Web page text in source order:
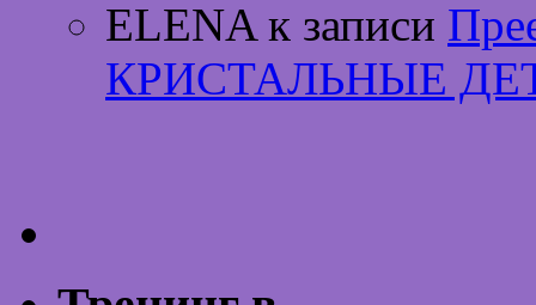
ELENA к записи
КРИСТАЛЬНЫЕ